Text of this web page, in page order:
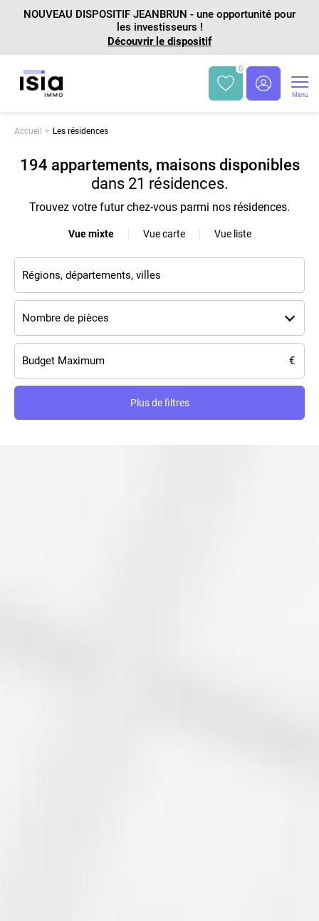
NOUVEAU DISPOSITIF JEANBRUN - une opportunité pour
les investisseurs !
Découvrir le dispositif
0
Menu
Accueil Les résidences
194 appartements, maisons disponibles
dans 21 résidences.
Trouvez votre futur chez-vous parmi nos résidences.
Vue mixte Vue carte Vue liste
Nombre de pièces
Plus de filtres